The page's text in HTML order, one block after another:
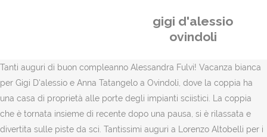
gigi d'alessio
ovindoli
Tanti auguri di buon compleanno Alessandra Fulvi! Vacanza bianca
per Gigi D'alessio e Anna Tatangelo a Ovindoli, dove la coppia ha
una casa di proprietà alle porte degli impianti sciistici. La coppia
che è tornata insieme di recente dopo una pausa, si è rilassata e
divertita sulle piste da sci. Tantissimi auguri a Lorenzo Altobelli per i